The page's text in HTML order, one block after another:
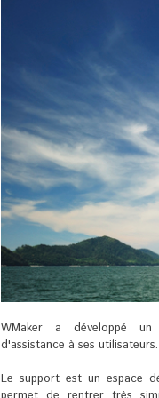
WMaker a développé
d'assistance à ses
Le support est un espace